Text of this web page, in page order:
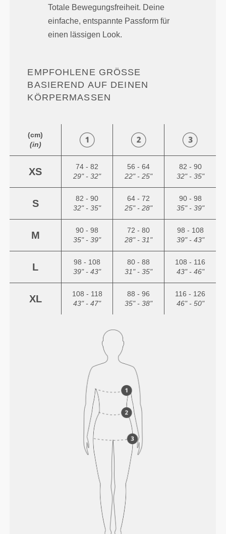
Totale Bewegungsfreiheit. Deine
einfache, entspannte Passform für
einen lässigen Look.
EMPFOHLENE GRÖSSE B
ASIEREND AUF DEINEN K
ÖRPERMASSEN
(cm)
(in)
XS
74 - 82
29" - 32"
56 - 64
22" - 25"
82 - 90
32" - 35"
S
82 - 90
32" - 35"
64 - 72
25" - 28"
90 - 98
35" - 39"
M
90 - 98
35" - 39"
72 - 80
28" - 31"
98 - 108
39" - 43"
L
98 - 108
39" - 43"
80 - 88
31" - 35"
108 - 116
43" - 46"
XL
108 - 118
43" - 47"
88 - 96
35" - 38"
116 - 126
46" - 50"